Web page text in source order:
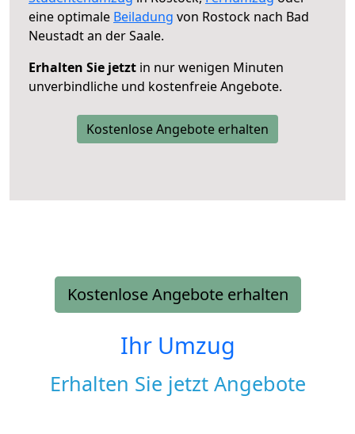
eine optimale Beiladung von Rostock nach Bad
Neustadt an der Saale.
Erhalten Sie jetzt in nur wenigen Minuten
unverbindliche und kostenfreie Angebote.
Kostenlose Angebote erhalten
Kostenlose Angebote erhalten
Ihr Umzug
Erhalten Sie jetzt Angebote